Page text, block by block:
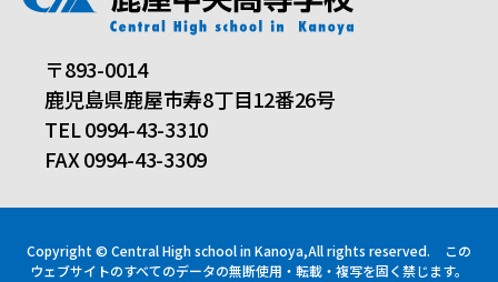
〒893-0014
鹿児島県鹿屋市寿8丁目12番26号
TEL 0994-43-3310
FAX 0994-43-3309
Copyright © Central High school in Kanoya,All rights reserved.
この
ウェブサイトのすべてのデータの無断使用・転載・複写を固く禁じます。